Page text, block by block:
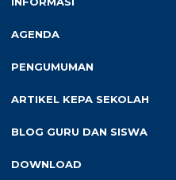
AGENDA
PENGUMUMAN
ARTIKEL KEPA SEKOLAH
BLOG GURU DAN SISWA
DOWNLOAD
Peraih prestasi :